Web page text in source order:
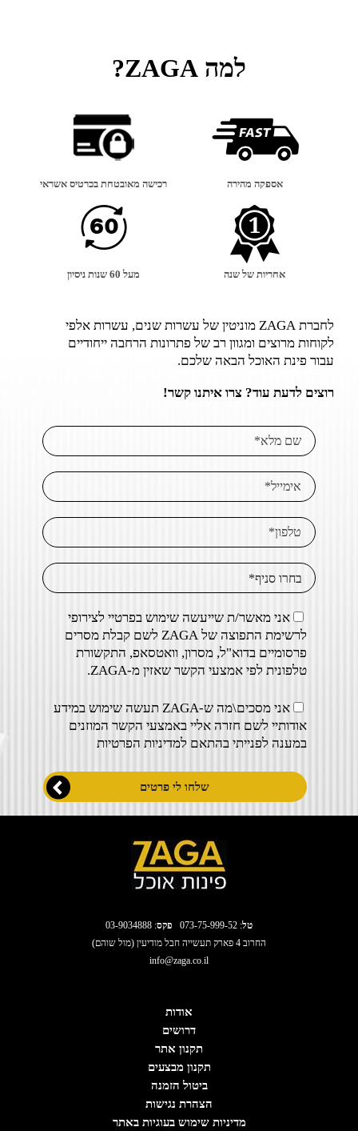
למה ZAGA?
אספקה מהירה רכישה מאובטחת בכרטיס אשראי
אחריות של שנה מעל 60 שנות ניסיון
לחברת ZAGA מוניטין של עשרות שנים, עשרות אלפי
לקוחות מרוצים ומגוון רב של פתרונות הרחבה ייחודיים
עבור פינת האוכל הבאה שלכם.
רוצים לדעת עוד? צרו איתנו קשר!
אני מאשר/ת שייעשה שימוש בפרטיי לצירופי
לרשימת התפוצה של ZAGA לשם קבלת מסרים
פרסומיים בדוא"ל, מסרון, וואטסאפ, התקשורת
טלפונית לפי אמצעי הקשר שאזין מ-ZAGA.
אני מסכים\מה ש-ZAGA תעשה שימוש במידע
אודותיי לשם חזרה אליי באמצעי הקשר המוזנים
במענה לפנייתי בהתאם למדיניות הפרטיות
טל:
073-75-999-52 פקס: 03-9034888
החרוב 4 פארק תעשייה חבל מודיעין (מול שוהם)
info@zaga.co.il
אודות
דרושים
תקנון אתר
תקנון מבצעים
ביטול הזמנה
הצהרת נגישות
מדיניות שימוש בעוגיות באתר